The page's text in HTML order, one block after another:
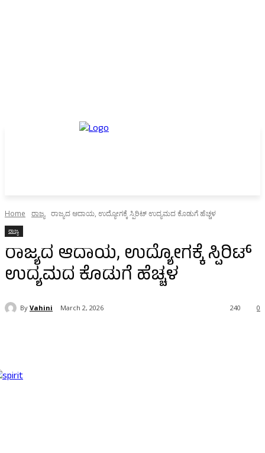
Home ರಾಜ್ಯ ರಾಜ್ಯದ ಆದಾಯ, ಉದ್ಯೋಗಕ್ಕೆ ಸ್ಪಿರಿಟ್ ಉದ್ಯಮದ ಕೊಡುಗೆ ಹೆಚ್ಚಳ
ರಾಜ್ಯ
ರಾಜ್ಯದ ಆದಾಯ, ಉದ್ಯೋಗಕ್ಕೆ ಸ್ಪಿರಿಟ್
ಉದ್ಯಮದ ಕೊಡುಗೆ ಹೆಚ್ಚಳ
By Vahini March 2, 2026 0
240